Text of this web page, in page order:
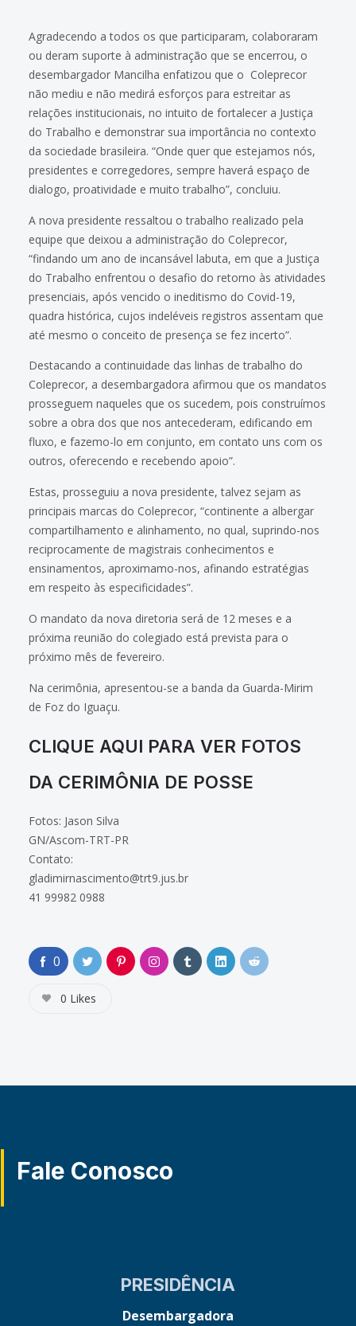
Agradecendo a todos os que participaram, colaboraram
ou deram suporte à administração que se encerrou, o
desembargador Mancilha enfatizou que o Coleprecor
não mediu e não medirá esforços para estreitar as
relações institucionais, no intuito de fortalecer a Justiça
do Trabalho e demonstrar sua importância no contexto
da sociedade brasileira. “Onde quer que estejamos nós,
presidentes e corregedores, sempre haverá espaço de
dialogo, proatividade e muito trabalho”, concluiu.
A nova presidente ressaltou o trabalho realizado pela
equipe que deixou a administração do Coleprecor,
“findando um ano de incansável labuta, em que a Justiça
do Trabalho enfrentou o desafio do retorno às atividades
presenciais, após vencido o ineditismo do Covid-19,
quadra histórica, cujos indeléveis registros assentam que
até mesmo o conceito de presença se fez incerto”.
Destacando a continuidade das linhas de trabalho do
Coleprecor, a desembargadora afirmou que os mandatos
prosseguem naqueles que os sucedem, pois construímos
sobre a obra dos que nos antecederam, edificando em
fluxo, e fazemo-lo em conjunto, em contato uns com os
outros, oferecendo e recebendo apoio”.
Estas, prosseguiu a nova presidente, talvez sejam as
principais marcas do Coleprecor, “continente a albergar
compartilhamento e alinhamento, no qual, suprindo-nos
reciprocamente de magistrais conhecimentos e
ensinamentos, aproximamo-nos, afinando estratégias
em respeito às especificidades”.
O mandato da nova diretoria será de 12 meses e a
próxima reunião do colegiado está prevista para o
próximo mês de fevereiro.
Na cerimônia, apresentou-se a banda da Guarda-Mirim
de Foz do Iguaçu.
CLIQUE AQUI PARA VER FOTOS
DA CERIMÔNIA DE POSSE
Fotos: Jason Silva
GN/Ascom-TRT-PR
Contato:
gladimirnascimento@trt9.jus.br
41 99982 0988
0
0 Likes
Fale Conosco
PRESIDÊNCIA
Desembargadora